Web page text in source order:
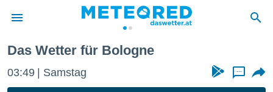
Das Wetter für Bologne
03:49 Samstag ...